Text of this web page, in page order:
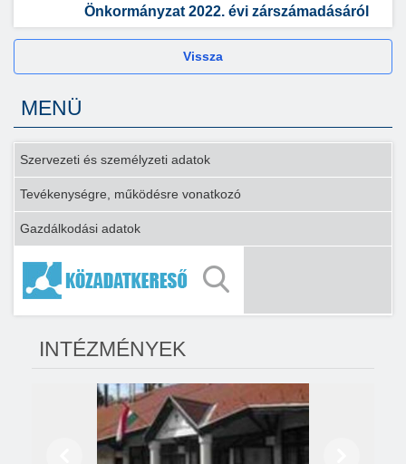
Önkormányzat 2022. évi zárszámadásáról
Vissza
MENÜ
Szervezeti és személyzeti adatok
Tevékenységre, működésre vonatkozó
Gazdálkodási adatok
INTÉZMÉNYEK